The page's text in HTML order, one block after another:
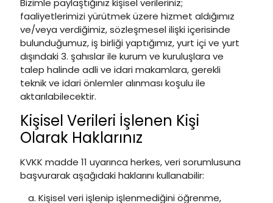
Bizimle paylaştığınız kişisel verileriniz;
faaliyetlerimizi yürütmek üzere hizmet aldığımız
ve/veya verdiğimiz, sözleşmesel ilişki içerisinde
bulunduğumuz, iş birliği yaptığımız, yurt içi ve yurt
dışındaki 3. şahıslar ile kurum ve kuruluşlara ve
talep halinde adli ve idari makamlara, gerekli
teknik ve idari önlemler alınması koşulu ile
aktarılabilecektir.
Kişisel Verileri İşlenen Kişi
Olarak Haklarınız
KVKK madde 11 uyarınca herkes, veri sorumlusuna
başvurarak aşağıdaki haklarını kullanabilir:
Kişisel veri işlenip işlenmediğini öğrenme,